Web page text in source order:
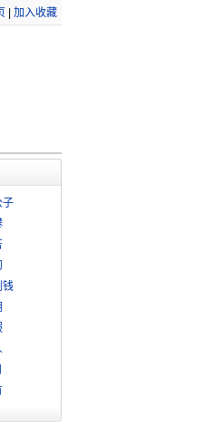
加入收藏
子
钱